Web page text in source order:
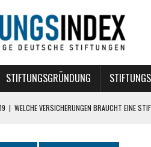
STIFTUNGSGRÜNDUNG
| WELCHE VERSICHERUNGEN BRAUCHT EINE